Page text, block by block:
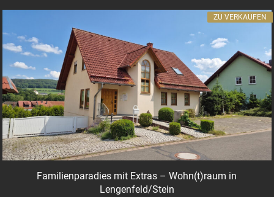
Familienparadies mit Extras – Wohn(t)raum in
Lengenfeld/Stein
ZU VERKAUFEN